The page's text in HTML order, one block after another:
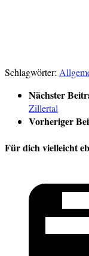
Schlagwörter:
Nächster
Zillertal
Vorheriger
Für dich vielleicht